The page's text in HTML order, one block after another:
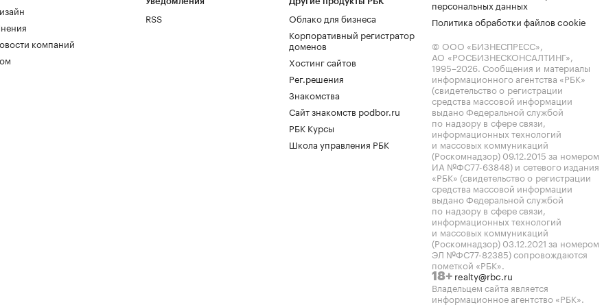
компаний
RSS
Облако для бизнеса
Корпоративный регистратор
доменов
Хостинг сайтов
Рег.решения
Знакомства
Сайт знакомств podbor.ru
РБК Курсы
Школа управления РБК
персональных данных
Политика обработки файлов cookie
© ООО «БИЗНЕСПРЕСС»,
АО «РОСБИЗНЕСКОНСАЛТИНГ»,
1995–2026. Сообщения и материалы
информационного агентства «РБК»
(свидетельство о регистрации
средства массовой информации
выдано Федеральной службой
по надзору в сфере связи,
информационных технологий
и массовых коммуникаций
(Роскомнадзор) 09.12.2015 за номером
ИА №ФС77-63848) и сетевого издания
«РБК» (свидетельство о регистрации
средства массовой информации
выдано Федеральной службой
по надзору в сфере связи,
информационных технологий
и массовых коммуникаций
(Роскомнадзор) 03.12.2021 за номером
ЭЛ №ФС77-82385) сопровождаются
пометкой «РБК».
18+ realty@rbc.ru
Владельцем сайта является
информационное агентство «РБК».